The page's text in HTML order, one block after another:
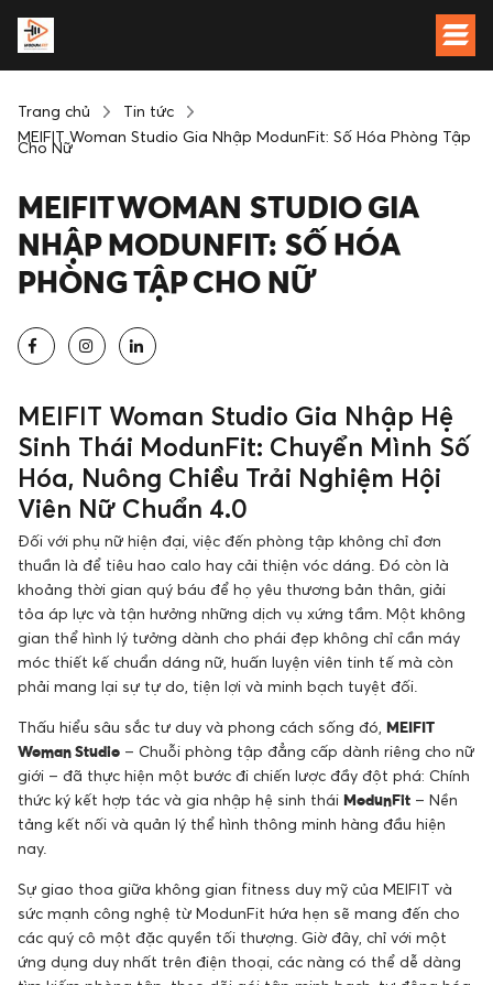
Trang chủ
Tin tức
MEIFIT Woman Studio Gia Nhập ModunFit: Số Hóa Phòng Tập
Cho Nữ
MEIFIT WOMAN STUDIO GIA
NHẬP MODUNFIT: SỐ HÓA
PHÒNG TẬP CHO NỮ
MEIFIT Woman Studio Gia Nhập Hệ
Sinh Thái ModunFit: Chuyển Mình Số
Hóa, Nuông Chiều Trải Nghiệm Hội
Viên Nữ Chuẩn 4.0
Đối với phụ nữ hiện đại, việc đến phòng tập không chỉ đơn
thuần là để tiêu hao calo hay cải thiện vóc dáng. Đó còn là
khoảng thời gian quý báu để họ yêu thương bản thân, giải
tỏa áp lực và tận hưởng những dịch vụ xứng tầm. Một không
gian thể hình lý tưởng dành cho phái đẹp không chỉ cần máy
móc thiết kế chuẩn dáng nữ, huấn luyện viên tinh tế mà còn
phải mang lại sự tự do, tiện lợi và minh bạch tuyệt đối.
Thấu hiểu sâu sắc tư duy và phong cách sống đó, MEIFIT
Woman Studio – Chuỗi phòng tập đẳng cấp dành riêng cho nữ
giới – đã thực hiện một bước đi chiến lược đầy đột phá: Chính
thức ký kết hợp tác và gia nhập hệ sinh thái ModunFit – Nền
tảng kết nối và quản lý thể hình thông minh hàng đầu hiện
nay.
Sự giao thoa giữa không gian fitness duy mỹ của MEIFIT và
sức mạnh công nghệ từ ModunFit hứa hẹn sẽ mang đến cho
các quý cô một đặc quyền tối thượng. Giờ đây, chỉ với một
ứng dụng duy nhất trên điện thoại, các nàng có thể dễ dàng